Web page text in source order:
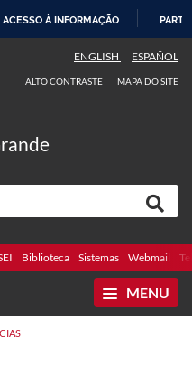
ACESSO À INFORMAÇÃO
ENGLISH ESPAÑOL
ALTO CONTRASTE MAPA DO SITE
Biblioteca Sistemas Webmail
MENU